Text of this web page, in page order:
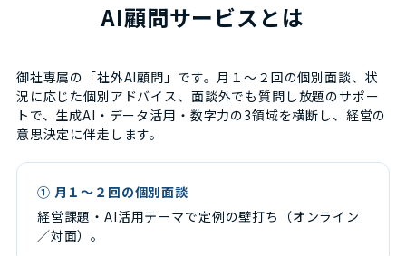
AI顧問サービスとは
御社専属の「社外AI顧問」です。月１〜２回の個別面談、状
況に応じた個別アドバイス、面談外でも質問し放題のサポー
トで、生成AI・データ活用・数字力の3領域を横断し、経営の
意思決定に伴走します。
① 月１〜２回の個別面談
経営課題・AI活用テーマで定例の壁打ち（オンライン
／対面）。